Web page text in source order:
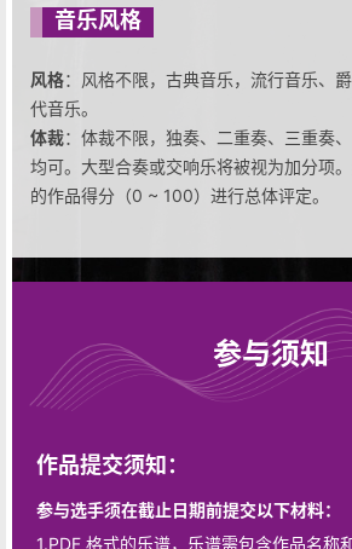
音乐风格
风格：风格不限，古典音乐，流行音乐、
代音乐。
体裁：体裁不限，独奏、二重奏、三重奏
均可。大型合奏或交响乐将被视为加分项
的作品得分（0 ~ 100）进行总体评定。
参与须知
作品提交须知：
参与选手须在截止日期前提交以下材料：
1.PDF 格式的乐谱，乐谱需包含作品名称